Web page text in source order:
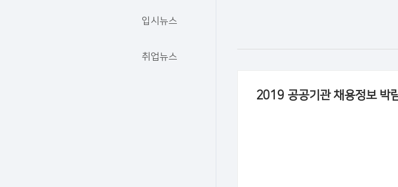
입시뉴스
취업뉴스
2019 공공기관 채용정보 박